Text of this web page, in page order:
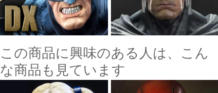
この商品に興味のある人は、こん
な商品も見ています